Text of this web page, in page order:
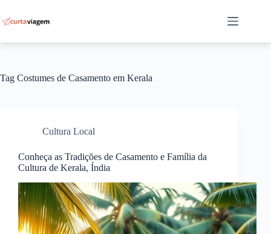
para
o
Tag Costumes de Casamento em Kerala
Cultura Local
Conheça as Tradições de Casamento e Família da
Cultura de Kerala, Índia